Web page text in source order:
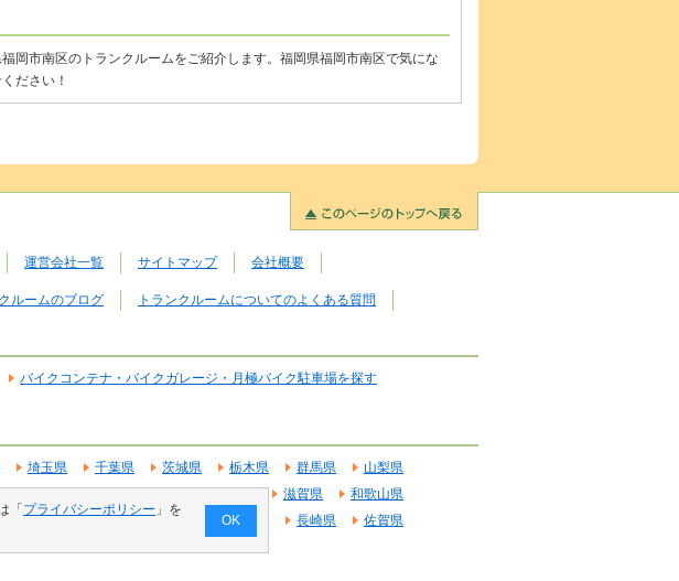
岡市南区のトランクルームをご紹介します。福岡県福岡市南区で気にな
ださい！
運営会社一覧 サイトマップ 会社概要
ルームのブログ トランクルームについてのよくある質問
バイクコンテナ・バイクガレージ・月極バイク駐車場を探す
埼玉県 千葉県 茨城県 栃木県 群馬県
山梨県
滋賀県
和歌山県
宮崎県 熊本県 大分県 鹿児島県 長崎県 佐賀県
「 プライバシーポリシー 」を
OK